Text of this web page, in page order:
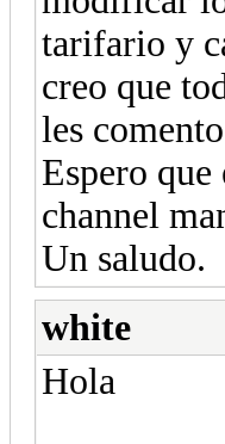
tarifario y
creo que
les
Espero
channel
Un saludo.
white
Hola